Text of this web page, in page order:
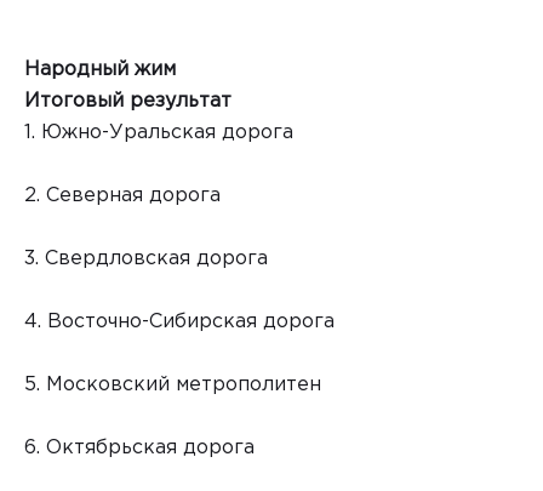
Народный жим
Итоговый результат
1. Южно-Уральская дорога
2. Северная дорога
3. Свердловская дорога
4. Восточно-Сибирская дорога
5. Московский метрополитен
6. Октябрьская дорога